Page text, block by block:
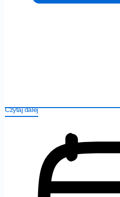
Czytaj dalej